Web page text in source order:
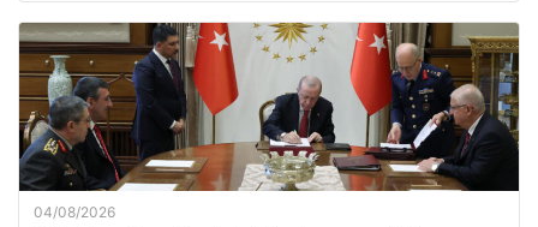
04/08/2026